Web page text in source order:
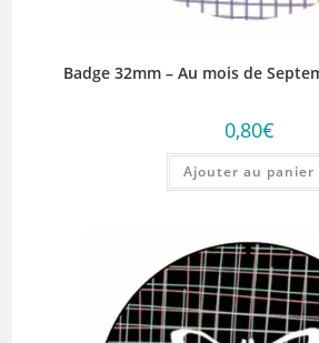
Badge 32mm – Au mois de
0,80€
Ajouter au panier